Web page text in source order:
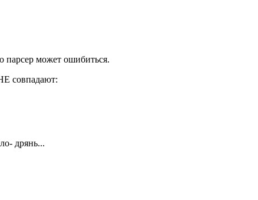
парсер может ошибиться.
совпадают:
дрянь...